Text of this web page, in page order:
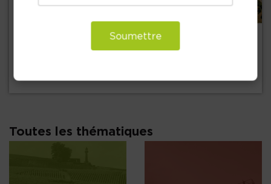
Toutes les thématiques
Soumettre